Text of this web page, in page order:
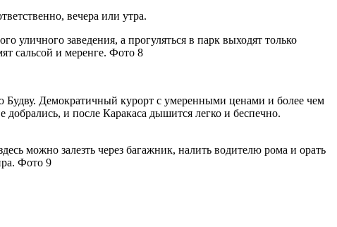
вечера или утра.
заведения, а прогуляться в парк выходят только
сальсой и меренге. Фото 8
Демократичный курорт с умеренными ценами и более чем
и после Каракаса дышится легко и беспечно.
можно залезть через багажник, налить водителю рома и орать
Фото 9